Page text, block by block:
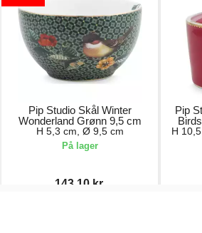
Pip Studio Skål Winter
Wonderland Grønn 9,5 cm
H 5,3 cm, Ø 9,5 cm
På lager
143,10 kr.
Pip
H